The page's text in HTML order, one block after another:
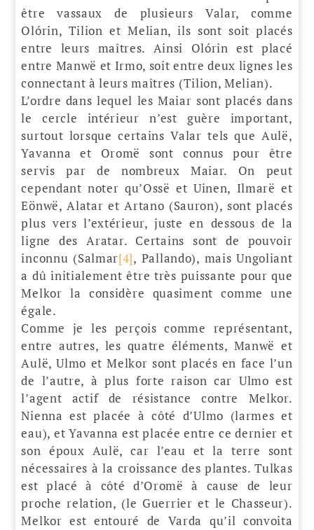
être vassaux de plusieurs Valar, comme
Olórin, Tilion et Melian, ils sont soit placés
entre leurs maîtres. Ainsi Olórin est placé
entre Manwë et Irmo, soit entre deux lignes les
connectant à leurs maîtres (Tilion, Melian).
L’ordre dans lequel les Maiar sont placés dans
le cercle intérieur n’est guère important,
surtout lorsque certains Valar tels que Aulë,
Yavanna et Oromë sont connus pour être
servis par de nombreux Maiar. On peut
cependant noter qu’Ossë et Uinen, Ilmarë et
Eönwë, Alatar et Artano (Sauron), sont placés
plus vers l’extérieur, juste en dessous de la
ligne des Aratar. Certains sont de pouvoir
inconnu (Salmar[4], Pallando), mais Ungoliant
a dû initialement être très puissante pour que
Melkor la considère quasiment comme une
égale.
Comme je les perçois comme représentant,
entre autres, les quatre éléments, Manwë et
Aulë, Ulmo et Melkor sont placés en face l’un
de l’autre, à plus forte raison car Ulmo est
l’agent actif de résistance contre Melkor.
Nienna est placée à côté d’Ulmo (larmes et
eau), et Yavanna est placée entre ce dernier et
son époux Aulë, car l’eau et la terre sont
nécessaires à la croissance des plantes. Tulkas
est placé à côté d’Oromë à cause de leur
proche relation, (le Guerrier et le Chasseur).
Melkor est entouré de Varda qu’il convoita